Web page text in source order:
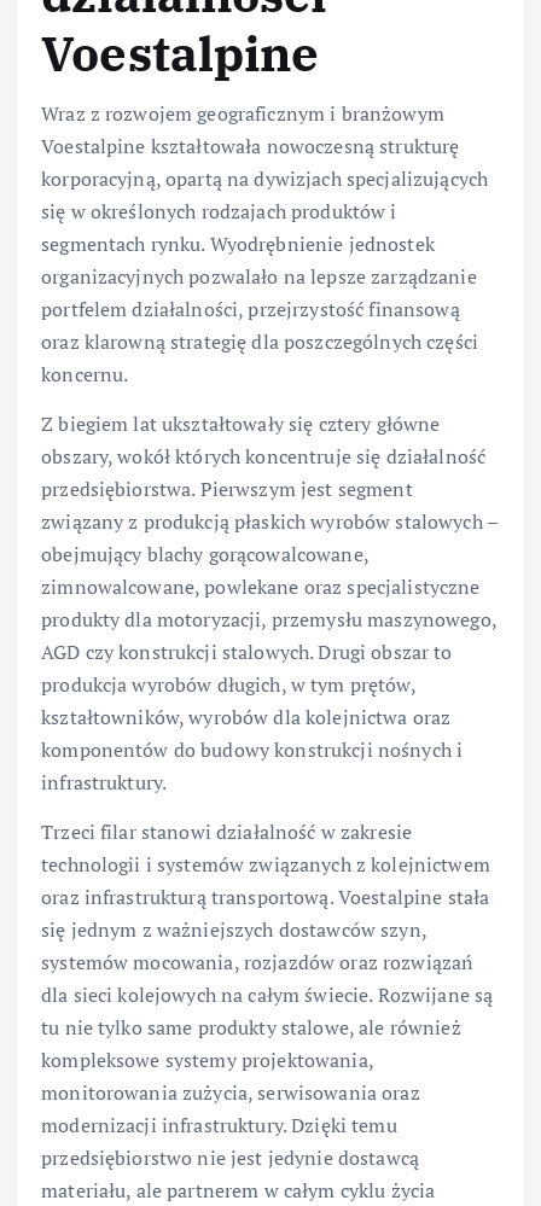
Voestalpine
Wraz z rozwojem geograficznym i branżowym
Voestalpine kształtowała nowoczesną strukturę
korporacyjną, opartą na dywizjach specjalizujących
się w określonych rodzajach produktów i
segmentach rynku. Wyodrębnienie jednostek
organizacyjnych pozwalało na lepsze zarządzanie
portfelem działalności, przejrzystość finansową
oraz klarowną strategię dla poszczególnych części
koncernu.
Z biegiem lat ukształtowały się cztery główne
obszary, wokół których koncentruje się działalność
przedsiębiorstwa. Pierwszym jest segment
związany z produkcją płaskich wyrobów stalowych –
obejmujący blachy gorącowalcowane,
zimnowalcowane, powlekane oraz specjalistyczne
produkty dla motoryzacji, przemysłu maszynowego,
AGD czy konstrukcji stalowych. Drugi obszar to
produkcja wyrobów długich, w tym prętów,
kształtowników, wyrobów dla kolejnictwa oraz
komponentów do budowy konstrukcji nośnych i
infrastruktury.
Trzeci filar stanowi działalność w zakresie
technologii i systemów związanych z kolejnictwem
oraz infrastrukturą transportową. Voestalpine stała
się jednym z ważniejszych dostawców szyn,
systemów mocowania, rozjazdów oraz rozwiązań
dla sieci kolejowych na całym świecie. Rozwijane są
tu nie tylko same produkty stalowe, ale również
kompleksowe systemy projektowania,
monitorowania zużycia, serwisowania oraz
modernizacji infrastruktury. Dzięki temu
przedsiębiorstwo nie jest jedynie dostawcą
materiału, ale partnerem w całym cyklu życia